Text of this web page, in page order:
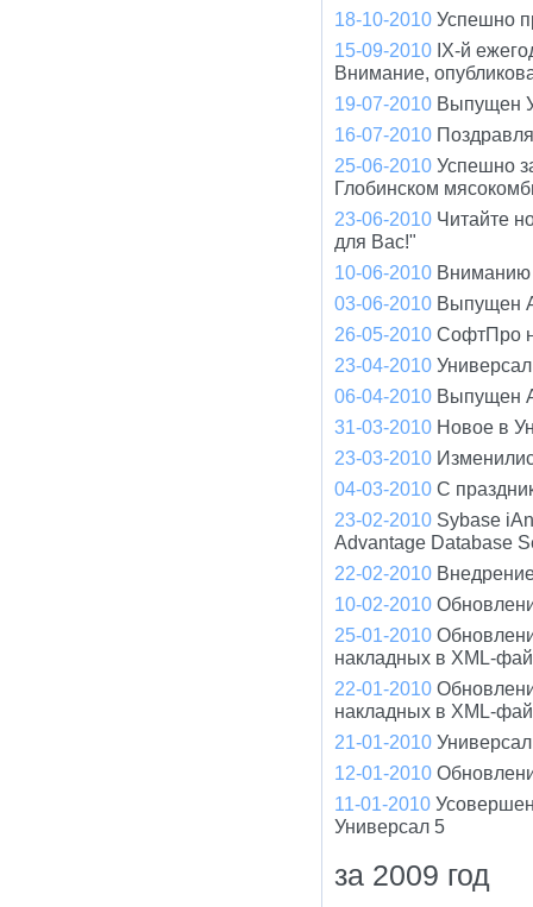
18-10-2010 Успешно
15-09-2010 IX-й
Внимание,
19-07-2010 Выпущен
16-07-2010
25-06-2010 Успешно
Глобинском
23-06-2010 Читайте
для Вас!"
10-06-2010 Вниманию
03-06-2010 Выпущен
26-05-2010 СофтПро
23-04-2010 Универсал
06-04-2010 Выпущен
31-03-2010 Новое в
23-03-2010
04-03-2010 С
23-02-2010 Sybase
Advantage Database
22-02-2010
10-02-2010
25-01-2010
накладных в XML-
22-01-2010
накладных в XML-
21-01-2010 Универсал
12-01-2010
11-01-2010
Универсал 5
за 2009 год